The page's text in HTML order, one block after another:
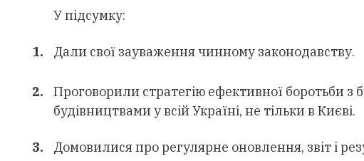
У підсумку:
Дали свої зауваження чинному законодавству.
Проговорили стратегію ефективної боротьби
будівництвами у всій Україні, не тільки в Києві.
Домовилися про регулярне оновлення, звіт і